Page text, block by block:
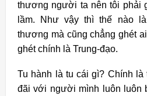
thương người ta nên tôi phải
lầm. Như vậy thì thế nào
thương mà cũng chẳng ghét
ghét chính là Trung-đạo.
Tu hành là tu cái gì? Chính là
đãi với người mình luôn luôn